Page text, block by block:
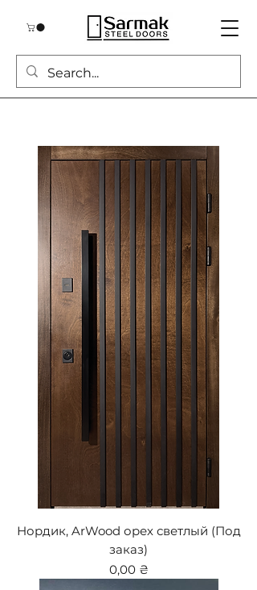
Нордик, ArWood орех светлый (Под
заказ)
Цена
0,00 ₴